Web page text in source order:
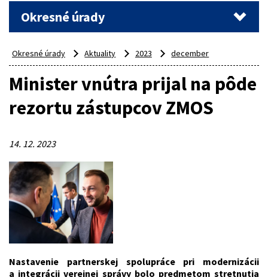
Okresné úrady
Okresné úrady Aktuality 2023 december
Minister vnútra prijal na pôde
rezortu zástupcov ZMOS
14. 12. 2023
Nastavenie partnerskej spolupráce pri modernizácii
a integrácii verejnej správy bolo predmetom stretnutia